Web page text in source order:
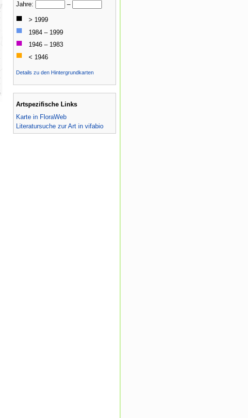
Jahre: –
> 1999
1984 – 1999
1946 – 1983
< 1946
Details zu den Hintergrundkarten
Artspezifische Links
Karte in FloraWeb
Literatursuche zur Art in vifabio